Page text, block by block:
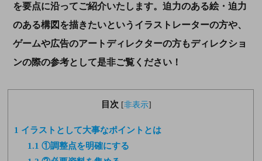
を要点に沿ってご紹介いたします。迫力のある絵・迫力
のある構図を描きたいというイラストレーターの方や、
ゲームや広告のアートディレクターの方もディレクショ
ンの際の参考として是非ご覧ください！
目次 [非表示]
1 イラストとして大事なポイントとは
1.1 ①調整点を明確にする